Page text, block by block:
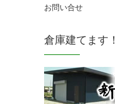
お問い合せ
倉庫建てます！